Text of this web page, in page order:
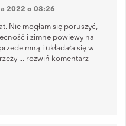
2022 o 08:26
Nie mogłam się poruszyć,
i zimne powiewy na
mną i układała się w
... rozwiń komentarz